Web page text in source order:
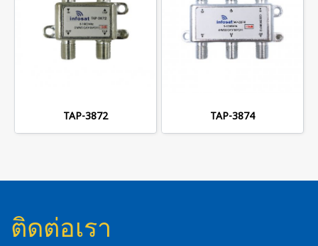
TAP-3872 TAP-3874
ติดต่อเรา